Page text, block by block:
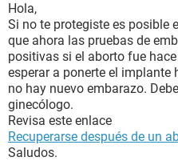
Hola,
Si no te protegiste es posible
que ahora las pruebas de
positivas si el aborto fue
esperar a ponerte el implante
no hay nuevo embarazo.
ginecólogo.
Revisa este enlace
Recuperarse después de un
Saludos.